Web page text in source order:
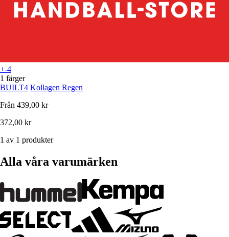
+-4
1 färger
BUILT4 Kollagen Regen
Från 439,00 kr
372,00 kr
1 av 1 produkter
Alla våra varumärken